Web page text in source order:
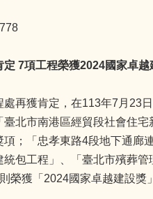
7項工程榮獲2024國家卓越
再獲肯定，在113年7月23
北市南港區經貿段社會住
；「忠孝東路4段地下通廊
統包工程」、「臺北市殯葬
榮獲「2024國家卓越建設獎